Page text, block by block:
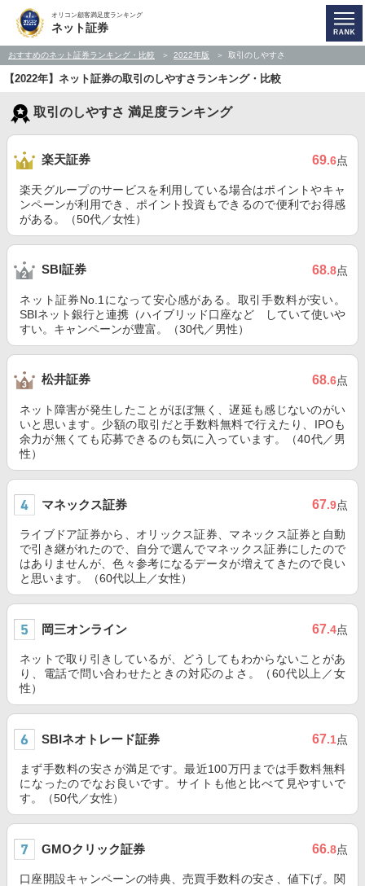
オリコン顧客満足度ランキング
ネット証券
おすすめのネット証券ランキング・比較 2022年版 取引のしやすさ
【2022年】ネット証券の取引のしやすさランキング・比較
取引のしやすさ 満足度ランキング
楽天証券 69.6点
楽天グループのサービスを利用している場合はポイントやキャ
ンペーンが利用でき、ポイント投資もできるので便利でお得感
がある。（50代／女性）
SBI証券 68.8点
ネット証券No.1になって安心感がある。取引手数料が安い。
SBIネット銀行と連携（ハイブリッド口座など していて使いや
すい。キャンペーンが豊富。（30代／男性）
松井証券 68.6点
ネット障害が発生したことがほぼ無く、遅延も感じないのがい
いと思います。少額の取引だと手数料無料で行えたり、IPOも
余力が無くても応募できるのも気に入っています。（40代／男
性）
マネックス証券 67.9点
ライブドア証券から、オリックス証券、マネックス証券と自動
で引き継がれたので、自分で選んでマネックス証券にしたので
はありませんが、色々参考になるデータが増えてきたので良い
と思います。（60代以上／女性）
岡三オンライン 67.4点
ネットで取り引きしているが、どうしてもわからないことがあ
り、電話で問い合わせたときの対応のよさ。（60代以上／女
性）
SBIネオトレード証券 67.1点
まず手数料の安さが満足です。最近100万円までは手数料無料
になったのでなお良いです。サイトも他と比べて見やすいで
す。（50代／女性）
GMOクリック証券 66.8点
口座開設キャンペーンの特典、売買手数料の安さ、値下げ。関